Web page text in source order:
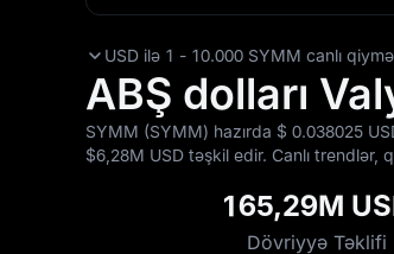
USD ilə 1 - 10.000 SYMM canlı
ABŞ dolları
SYMM (SYMM) hazırda $‎ 0.038025
$‎6,28M USD təşkil edir. Canlı
165,29M
Dövriyyə Təklifi